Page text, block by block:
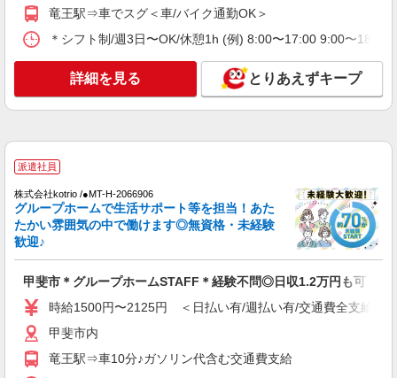
時給1500円〜2125円 ＜日払い有/週払い有/交
甲斐市内 ≪車通勤OK≫
キープ 詳細を見る
株式会社kotrio /●MT-H-2011973
時給1500円〜2125円 ＜日払い有/週払い有/交
通費全支給(ガソリン代含む)＞
キープ 詳細を見る
株式会社kotrio /●MT-H-2067988
甲斐市｜まずは送迎業務で活躍しよう◎デイサ
竜王駅⇒車でスグ＜車/バイク通勤OK＞
＊シフト制/週3日〜OK/休憩1h (例) 8:00〜17:00 9:00〜
詳細を見る とりあえずキープ
派遣社員
株式会社kotrio /●MT-H-2066906
グループホームで生活サポート等を担当！あた
たかい雰囲気の中で働けます◎無資格・未経験
歓迎♪
甲斐市＊グループホームSTAFF＊経験不問◎日収1.2万円も可
時給1500円〜2125円 ＜日払い有/週払い有/交通費全支給(ガ
甲斐市内
竜王駅⇒車10分♪ガソリン代含む交通費支給